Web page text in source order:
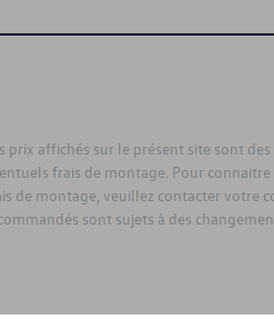
prix affichés sur le présent site sont
frais de montage. Pour
de montage, veuillez contacter votre
sont sujets à des